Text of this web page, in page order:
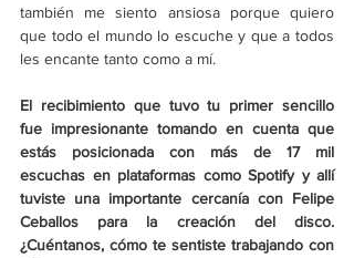
también me siento ansiosa porque quiero
que todo el mundo lo escuche y que a todos
les encante tanto como a mí.
El recibimiento que tuvo tu primer sencillo
fue impresionante tomando en cuenta que
estás posicionada con más de 17 mil
escuchas en plataformas como Spotify y allí
tuviste una importante cercanía con Felipe
Ceballos para la creación del disco.
¿Cuéntanos, cómo te sentiste trabajando con